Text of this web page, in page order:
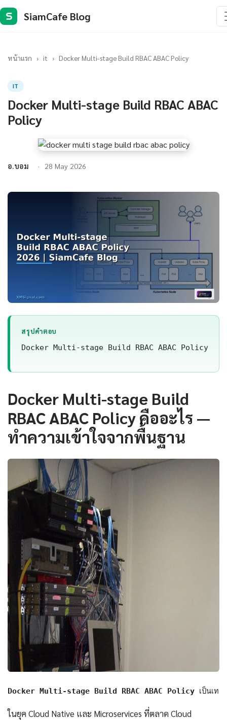
S SiamCafe Blog
หน้าแรก › it › Docker Multi-stage Build RBAC ABAC Policy
IT
Docker Multi-stage Build RBAC ABAC
Policy
อ.บอม 28 May 2026
สรุปคำตอบ
Docker Multi-stage Build RBAC ABAC Policy เป็น
Docker Multi-stage Build
RBAC ABAC Policy คืออะไร —
ทำความเข้าใจจากพื้นฐาน
Docker Multi-stage Build RBAC ABAC Policy เป็นเท
ในยุค Cloud Native และ Microservices ที่ตลาด Cloud